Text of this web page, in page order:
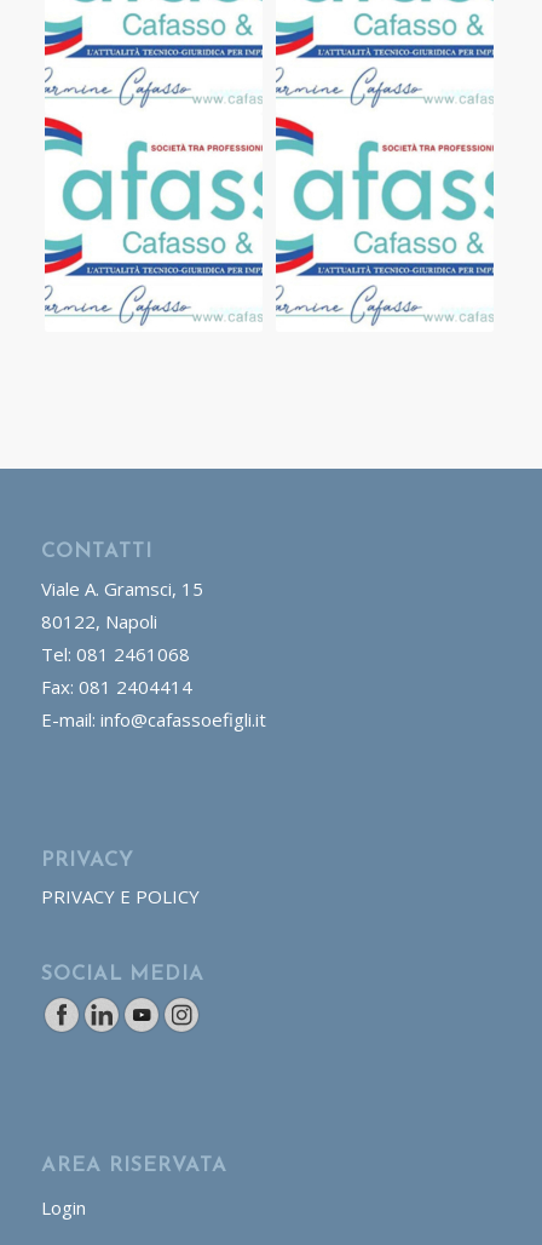
CONTATTI
Viale A. Gramsci, 15
80122, Napoli
Tel: 081 2461068
Fax: 081 2404414
E-mail: info@cafassoefigli.it
PRIVACY
PRIVACY E POLICY
SOCIAL MEDIA
AREA RISERVATA
Login